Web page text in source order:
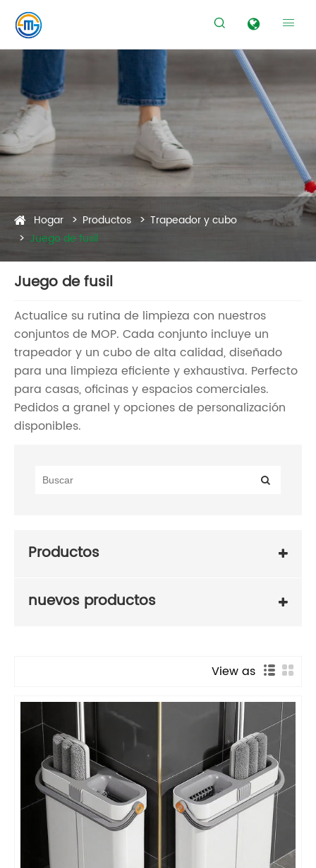
 
Hogar Productos
Trapeador y cubo
Juego de fusil
Juego de fusil
Actualice su rutina de limpieza con nuestros
conjuntos de MOP. Cada conjunto incluye un
trapeador y un cubo de alta calidad, diseñado
para una limpieza eficiente y exhaustiva. Perfecto
para casas, oficinas y espacios comerciales.
Pedidos a granel y opciones de personalización
disponibles.
Productos
nuevos productos
View as